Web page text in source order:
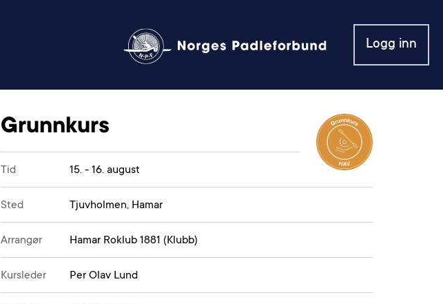
Logg inn
Grunnkurs
Tid 15. - 16. august
Sted Tjuvholmen, Hamar
Arrangør Hamar Roklub 1881 (Klubb)
Kursleder Per Olav Lund